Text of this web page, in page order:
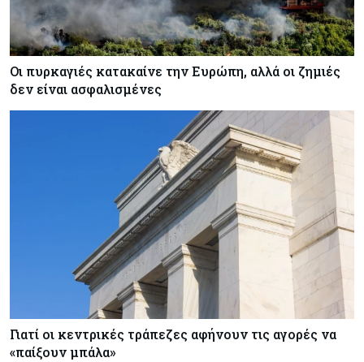
Οι πυρκαγιές κατακαίνε την Ευρώπη, αλλά οι ζημιές
δεν είναι ασφαλισμένες
Γιατί οι κεντρικές τράπεζες αφήνουν τις αγορές να
«παίξουν μπάλα»